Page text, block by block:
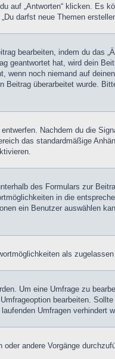
auf „Antworten“ klicken. Es
darfst neue Themen
bearbeiten, indem du das
geantwortet hat, wird dein
noch niemand auf
überarbeitet wurde.
Nachdem du die
das standardmäßige
des Formulars zur
in die
ein Benutzer auswählen
als
Um eine Umfrage zu
bearbeiten.
Umfragen verhindert
andere Vorgänge